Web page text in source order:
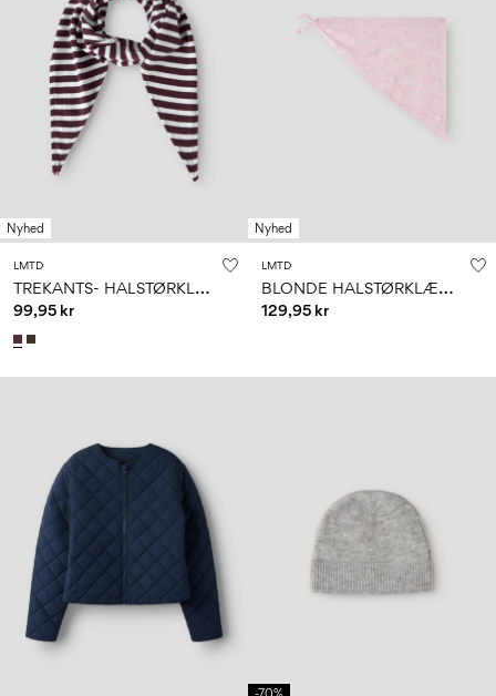
Nyhed
LMTD
T
REKANTS- HALSTØRKLÆDE
99,95 kr
Nyhed
LMTD
B
LONDE HALSTØRKLÆDE
129,95 kr